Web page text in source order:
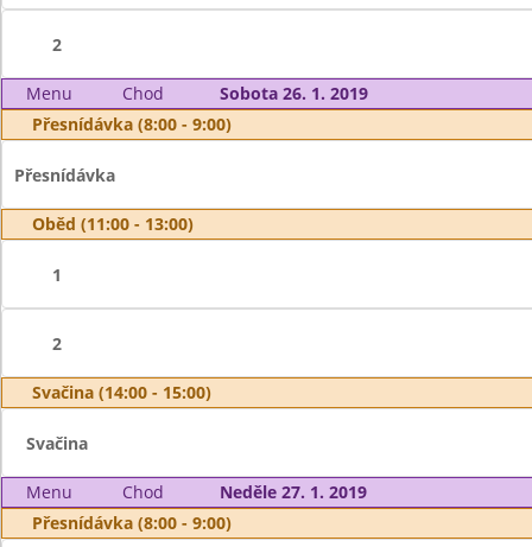
2
Menu Chod
Sobota 26. 1. 2019
Přesnídávka (8:00 - 9:00)
Přesnídávka
Oběd (11:00 - 13:00)
1
2
Svačina (14:00 - 15:00)
Svačina
Menu Chod
Neděle 27. 1. 2019
Přesnídávka (8:00 - 9:00)